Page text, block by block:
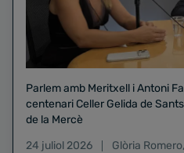
Parlem amb Meritxell i Antoni
centenari Celler Gelida de Sants, que enguany faran el pregó
de la Mercè
24 juliol 2026
Glòria Romero,